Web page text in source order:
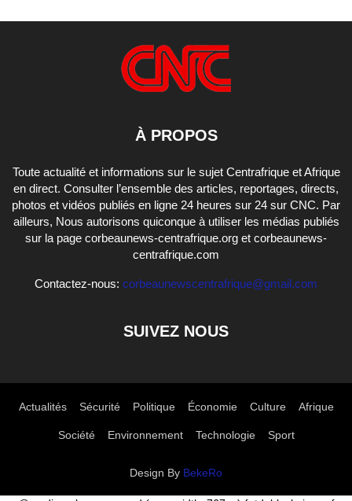
À PROPOS
Toute actualité et informations sur le sujet Centrafrique et Afrique
en direct. Consulter l’ensemble des articles, reportages, directs,
photos et vidéos publiés en ligne 24 heures sur 24 sur CNC. Par
ailleurs, Nous autorisons quiconque à utiliser les médias publiés
sur la page corbeaunews-centrafrique.org et corbeaunews-
centrafrique.com
Contactez-nous: corbeaunewscentrafrique@gmail.com
SUIVEZ NOUS
Actualités Sécurité Politique Économie Culture Afrique
Société Environnement Technologie Sport
Design By BekeRo